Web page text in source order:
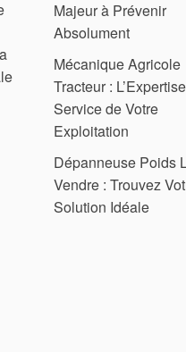
Majeur à Prévenir
Absolument
Mécanique Agricole
Tracteur :
Service de Votre
Exploitation
Dépanneuse Poids
Vendre : Trouvez
Solution Idéale